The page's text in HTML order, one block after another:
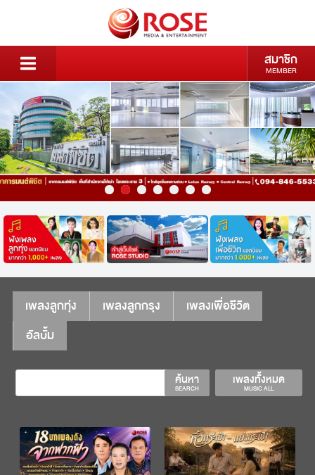
สมาชิก
MEMBER
เพลงลูกทุ่ง เพลงลูกกรุง
เพลงเพื่อชีวิต
อัลบั้ม
เพลงทั้งหมด
MUSIC ALL
ค้นหา
SEARCH